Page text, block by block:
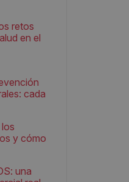
retos
en el
cada
y cómo
una